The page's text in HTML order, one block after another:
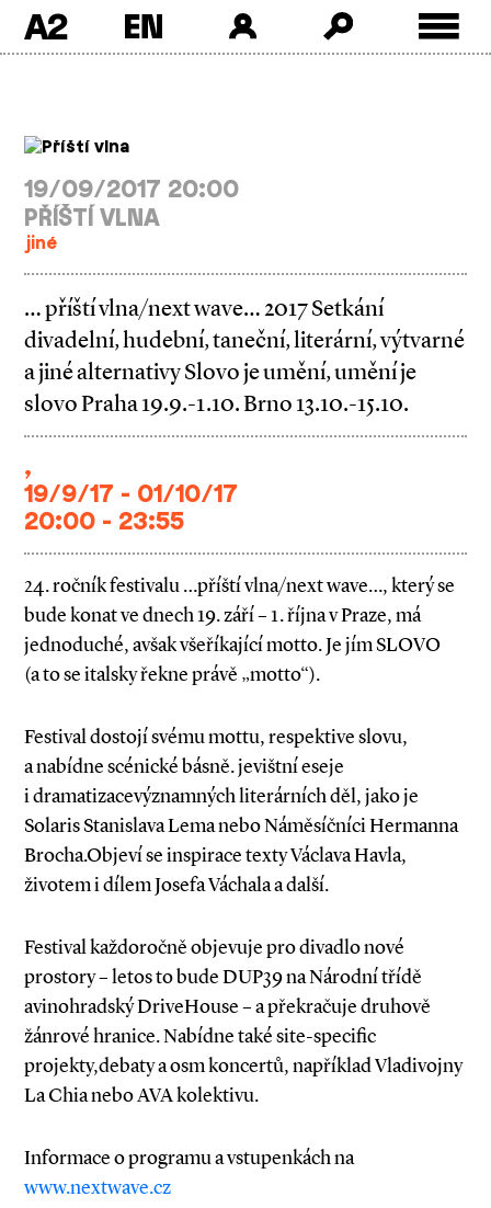
A2
19/09/2017 20:00
PŘÍŠTÍ VLNA
jiné
… příští vlna/next wave… 2017 Setkání
divadelní, hudební, taneční, literární, výtvarné
a jiné alternativy Slovo je umění, umění je
slovo Praha 19.9.-1.10. Brno 13.10.-15.10.
,
19/9/17 - 01/10/17
20:00 - 23:55
24. ročník festivalu …příští vlna/next wave…, který se
bude konat ve dnech 19. září – 1. října v Praze, má
jednoduché, avšak všeříkající motto. Je jím SLOVO
(a to se italsky řekne právě „motto“).
Festival dostojí svému mottu, respektive slovu,
a nabídne scénické básně. jevištní eseje
i dramatizacevýznamných literárních děl, jako je
Solaris Stanislava Lema nebo Náměsíčníci Hermanna
Brocha.Objeví se inspirace texty Václava Havla,
životem i dílem Josefa Váchala a další.
Festival každoročně objevuje pro divadlo nové
prostory – letos to bude DUP39 na Národní třídě
avinohradský DriveHouse – a překračuje druhově
žánrové hranice. Nabídne také site-specific
projekty,debaty a osm koncertů, například Vladivojny
La Chia nebo AVA kolektivu.
Informace o programu a vstupenkách na
www.nextwave.cz